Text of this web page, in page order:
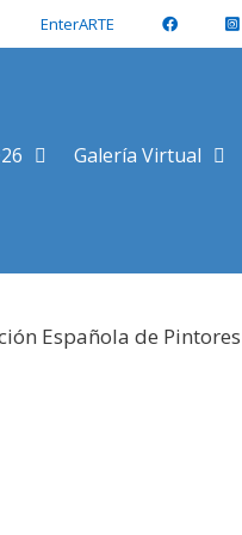
EnterARTE
Galería Virtual
Española de